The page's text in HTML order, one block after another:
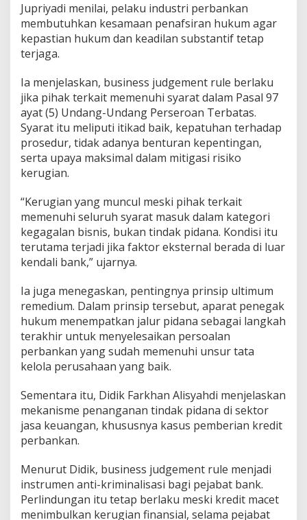
Jupriyadi menilai, pelaku industri perbankan
membutuhkan kesamaan penafsiran hukum agar
kepastian hukum dan keadilan substantif tetap
terjaga.
Ia menjelaskan, business judgement rule berlaku
jika pihak terkait memenuhi syarat dalam Pasal 97
ayat (5) Undang-Undang Perseroan Terbatas.
Syarat itu meliputi itikad baik, kepatuhan terhadap
prosedur, tidak adanya benturan kepentingan,
serta upaya maksimal dalam mitigasi risiko
kerugian.
“Kerugian yang muncul meski pihak terkait
memenuhi seluruh syarat masuk dalam kategori
kegagalan bisnis, bukan tindak pidana. Kondisi itu
terutama terjadi jika faktor eksternal berada di luar
kendali bank,” ujarnya.
Ia juga menegaskan, pentingnya prinsip ultimum
remedium. Dalam prinsip tersebut, aparat penegak
hukum menempatkan jalur pidana sebagai langkah
terakhir untuk menyelesaikan persoalan
perbankan yang sudah memenuhi unsur tata
kelola perusahaan yang baik.
Sementara itu, Didik Farkhan Alisyahdi menjelaskan
mekanisme penanganan tindak pidana di sektor
jasa keuangan, khususnya kasus pemberian kredit
perbankan.
Menurut Didik, business judgement rule menjadi
instrumen anti-kriminalisasi bagi pejabat bank.
Perlindungan itu tetap berlaku meski kredit macet
menimbulkan kerugian finansial, selama pejabat